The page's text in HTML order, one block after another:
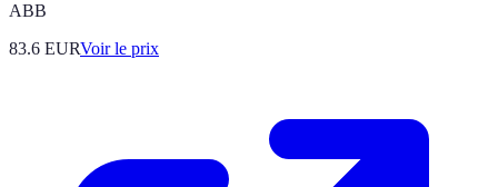
ABB
83.6 EURVoir le prix